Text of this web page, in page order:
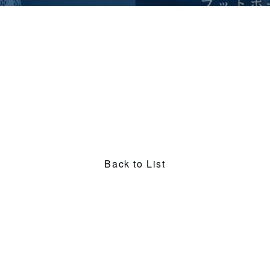
Back to List